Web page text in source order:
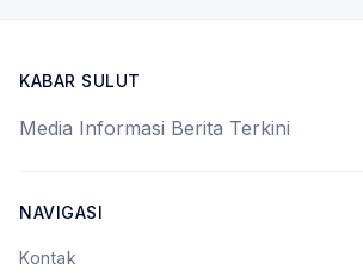
KABAR SULUT
Media Informasi Berita Terkini
NAVIGASI
Kontak